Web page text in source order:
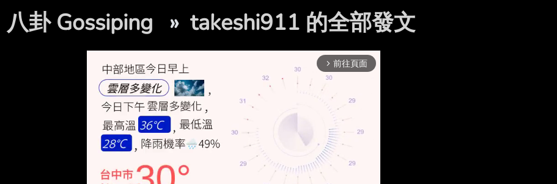
八卦 Gossiping » takeshi911 的全部發文
arrow_forward_ios 前往頁面